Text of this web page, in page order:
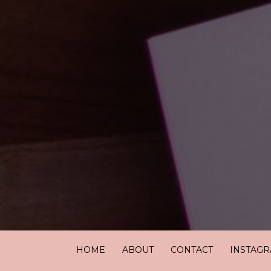
HOME ABOUT CONTACT